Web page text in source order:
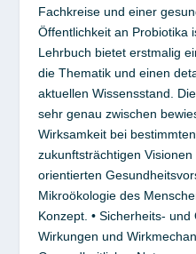
Fachkreise und einer
Öffentlichkeit an Probiotika
Lehrbuch bietet erstmalig
die Thematik und einen
aktuellen Wissensstand.
sehr genau zwischen
Wirksamkeit bei
zukunftsträchtigen
orientierten
Mikroökologie des
Konzept. • Sicherheits- und
Wirkungen und